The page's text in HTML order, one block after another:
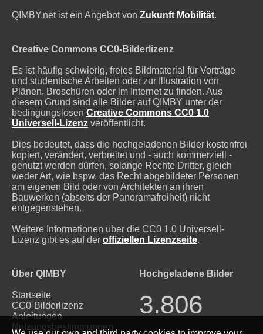
QIMBY.net ist ein Angebot von Zukunft Mobilität.
Creative Commons CC0-Bilderlizenz
Es ist häufig schwierig, freies Bildmaterial für Vorträge
und studentische Arbeiten oder zur Illustration von
Plänen, Broschüren oder im Internet zu finden. Aus
diesem Grund sind alle Bilder auf QIMBY unter der
bedingungslosen Creative Commons CC0 1.0
Universell-Lizenz veröffentlicht.
Dies bedeutet, dass die hochgeladenen Bilder kostenfrei
kopiert, verändert, verbreitet und - auch kommerziell -
genutzt werden dürfen, solange Rechte Dritter, gleich
weder Art, wie bspw. das Recht abgebildeter Personen
am eigenen Bild oder von Architekten an ihren
Bauwerken (abseits der Panoramafreiheit) nicht
entgegenstehen.
Weitere Informationen über die CC0 1.0 Universell-
Lizenz gibt es auf der offiziellen Lizenzseite.
Über QIMBY
Startseite
CC0-Bilderlizenz
Anleitungen
Nutzungsbestimmungen
Hochgeladene Bilder
3.806